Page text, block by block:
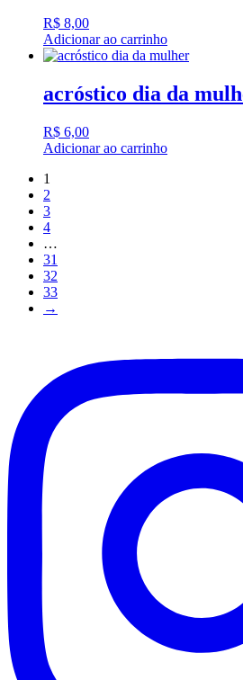
R$ 8,00
Adicionar ao carrinho
acróstico dia da
R$ 6,00
Adicionar ao carrinho
1
2
3
4
…
31
32
33
→